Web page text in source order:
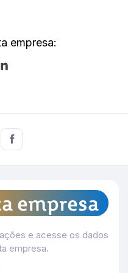
empresa:
empresa
e acesse os dados
empresa.